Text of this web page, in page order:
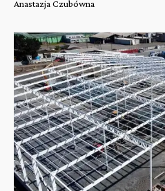
Anastazja Czubówna